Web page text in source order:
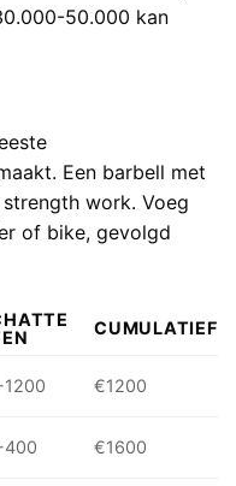
50.000 kan
Een barbell met
work. Voeg
of bike, gevolgd
CUMULATIEF
€1200
€1600